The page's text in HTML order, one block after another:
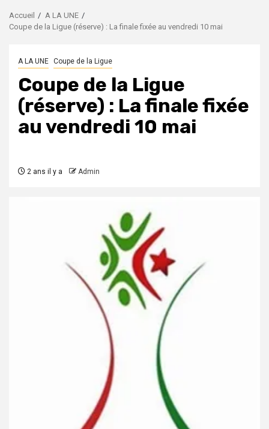
Accueil
A LA UNE
Coupe de la Ligue (réserve) : La finale fixée au vendredi 10 mai
A LA UNE Coupe de la Ligue
Coupe de la Ligue
(réserve) : La finale fixée
au vendredi 10 mai
2 ans il y a Admin